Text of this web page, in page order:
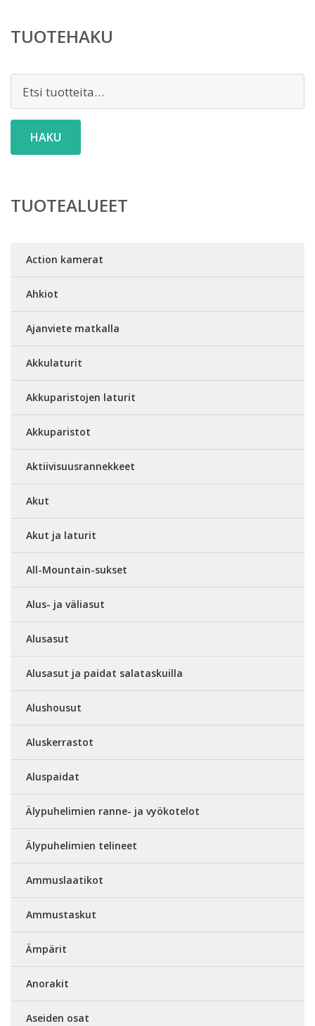
TUOTEHAKU
HAKU
TUOTEALUEET
Action kamerat
Ahkiot
Ajanviete matkalla
Akkulaturit
Akkuparistojen laturit
Akkuparistot
Aktiivisuusrannekkeet
Akut
Akut ja laturit
All-Mountain-sukset
Alus- ja väliasut
Alusasut
Alusasut ja paidat salataskuilla
Alushousut
Aluskerrastot
Aluspaidat
Älypuhelimien ranne- ja vyökotelot
Älypuhelimien telineet
Ammuslaatikot
Ammustaskut
Ämpärit
Anorakit
Aseiden osat